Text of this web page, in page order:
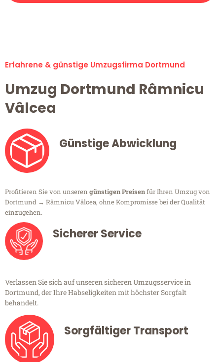
Erfahrene & günstige Umzugsfirma Dortmund
Umzug Dortmund Râmnicu
Vâlcea
Günstige Abwicklung
Profitieren Sie von unseren günstigen Preisenfür Ihren Umzug von
Dortmund → Râmnicu Vâlcea, ohne Kompromisse bei der Qualität
einzugehen.
Sicherer Service
Verlassen Sie sich auf unseren sicheren Umzugsservice in
Dortmund, der Ihre Habseligkeiten mit höchster Sorgfalt
behandelt.
Sorgfältiger Transport